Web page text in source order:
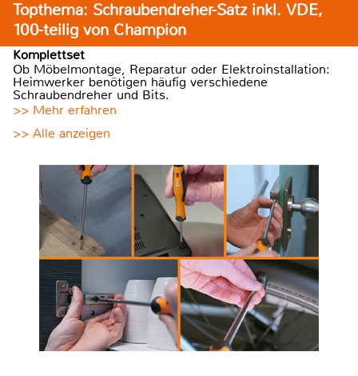
Topthema: Schraubendreher-Satz inkl. VDE,
100-teilig von Champion
Komplettset
Ob Möbelmontage, Reparatur oder Elektroinstallation:
Heimwerker benötigen häufig verschiedene
Schraubendreher und Bits.
>> Mehr erfahren
>> Alle anzeigen